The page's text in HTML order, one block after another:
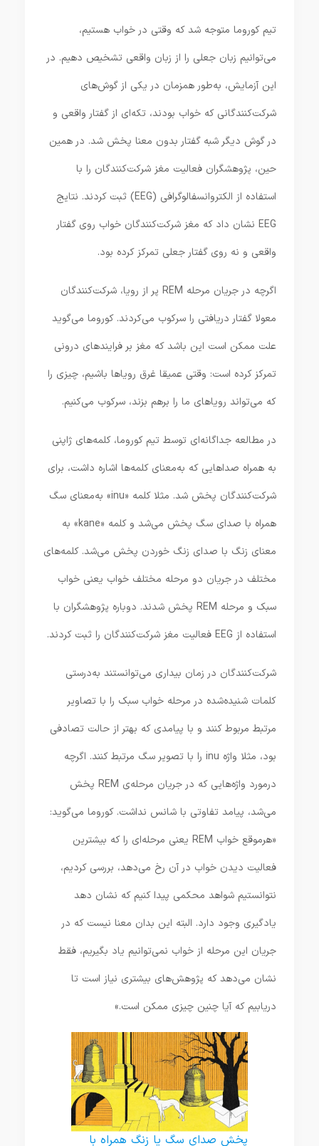
تیم کوروما متوجه شد که وقتی در خواب هستیم،
می‌توانیم زبان جعلی را از زبان واقعی تشخیص دهیم. در
این آزمایش، به‌طور همزمان در یکی از گوش‌های
شرکت‌کنندگانی که خواب بودند، تکه‌ای از گفتار واقعی و
در گوش دیگر شبه گفتار بدون معنا پخش شد. در همین
حین، پژوهشگران فعالیت مغز شرکت‌کنندگان را با
استفاده از الکتروانسفالوگرافی (EEG) ثبت کردند. نتایج
EEG نشان داد که مغز شرکت‌کنندگان خواب روی گفتار
واقعی و نه روی گفتار جعلی تمرکز کرده بود.
اگرچه در جریان مرحله REM پر از رویا، شرکت‌کنندگان
معولا گفتار دریافتی را سرکوب می‌کردند. کوروما می‌گوید
علت ممکن است این باشد که مغز بر فرایندهای درونی
تمرکز کرده است: وقتی عمیقا غرق رویاها باشیم، چیزی را
که می‌تواند رویاهای ما را برهم بزند، سرکوب می‌کنیم.
در مطالعه جداگانه‌ای توسط تیم کوروما، کلمه‌های ژاپنی
به همراه صداهایی که به‌معنای کلمه‌ها اشاره داشت، برای
شرکت‌کنندگان پخش شد. مثلا کلمه «inu» به‌معنای سگ
همراه با صدای سگ پخش می‌شد و کلمه «kane» به
معنای زنگ با صدای زنگ خوردن پخش می‌شد. کلمه‌های
مختلف در جریان دو مرحله مختلف خواب یعنی خواب
سبک و مرحله REM پخش شدند. دوباره پژوهشگران با
استفاده از EEG فعالیت مغز شرکت‌کنندگان را ثبت کردند.
شرکت‌کنندگان در زمان بیداری می‌توانستند به‌درستی
کلمات شنیده‌شده در مرحله خواب سبک را با تصاویر
مرتبط مربوط کنند و با پیامدی که بهتر از حالت تصادفی
بود، مثلا واژه inu را با تصویر سگ مرتبط کنند. اگرچه
درمورد واژه‌هایی که در جریان مرحله‌ی REM پخش
می‌شد، پیامد تفاوتی با شانس نداشت. کوروما می‌گوید:
«هرموقع خواب REM یعنی مرحله‌ای را که بیشترین
فعالیت دیدن خواب در آن رخ می‌دهد، بررسی کردیم،
نتوانستیم شواهد محکمی پیدا کنیم که نشان دهد
یادگیری وجود دارد. البته این بدان معنا نیست که در
جریان این مرحله از خواب نمی‌توانیم یاد بگیریم، فقط
نشان می‌دهد که پژوهش‌های بیشتری نیاز است تا
دریابیم که آیا چنین چیزی ممکن است.»
پخش صدای سگ یا زنگ همراه با